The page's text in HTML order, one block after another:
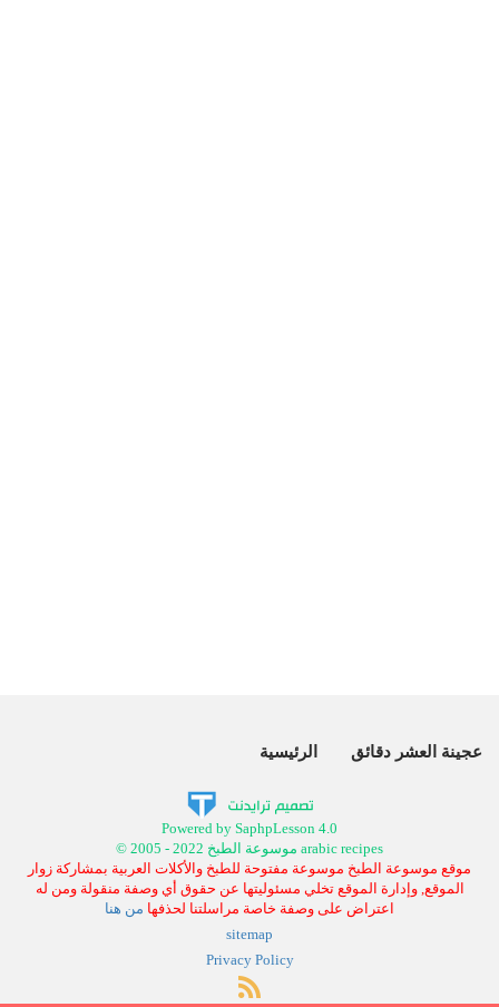
عجينة العشر دقائق الرئيسية
Powered by SaphpLesson 4.0
© 2005 - 2022 موسوعة الطبخ arabic recipes
موقع موسوعة الطبخ موسوعة مفتوحة للطبخ والأكلات العربية بمشاركة زوار
الموقع, وإدارة الموقع تخلي مسئوليتها عن حقوق أي وصفة منقولة ومن له
اعتراض على وصفة خاصة مراسلتنا لحذفها من هنا
sitemap
Privacy Policy